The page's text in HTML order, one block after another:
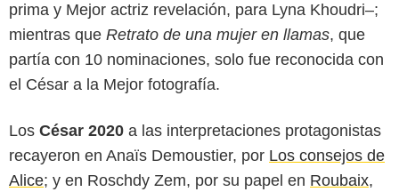
prima y Mejor actriz revelación, para Lyna Khoudri–;
mientras que Retrato de una mujer en llamas, que
partía con 10 nominaciones, solo fue reconocida con
el César a la Mejor fotografía.
Los César 2020 a las interpretaciones protagonistas
recayeron en Anaïs Demoustier, por Los consejos de
Alice; y en Roschdy Zem, por su papel en Roubaix,